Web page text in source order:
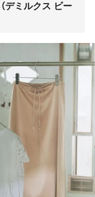
デミルクス ビー